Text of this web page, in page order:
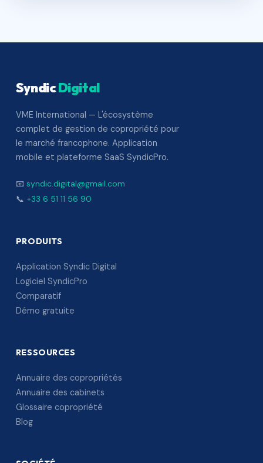
SyndicDigital
VME International — L'écosystème
complet de gestion de copropriété pour
le marché francophone. Application
mobile et plateforme SaaS SyndicPro.
📧 syndic.digital@gmail.com
📞 +33 6 51 11 56 90
PRODUITS
Application Syndic Digital
Logiciel SyndicPro
Comparatif
Démo gratuite
RESSOURCES
Annuaire des copropriétés
Annuaire des cabinets
Glossaire copropriété
Blog